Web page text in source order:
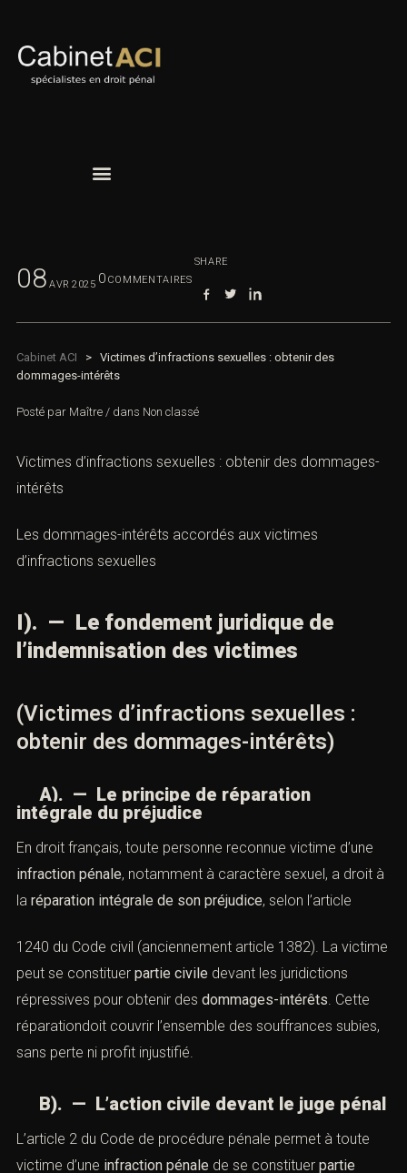
08 AVR 2025 0 COMMENTAIRES
SHARE
Cabinet ACI > Victimes d’infractions sexuelles : obtenir des
dommages-intérêts
Posté par Maître / dans Non classé
Victimes d’infractions sexuelles : obtenir des dommages-
intérêts
Les dommages-intérêts accordés aux victimes
d’infractions sexuelles
I). — Le fondement juridique de
l’indemnisation des victimes
(Victimes d’infractions sexuelles :
obtenir des dommages-intérêts)
A). — Le principe de réparation
intégrale du préjudice
En droit français, toute personne reconnue victime d’une
infraction pénale, notamment à caractère sexuel, a droit à
la réparation intégrale de son préjudice, selon l’article
1240 du Code civil (anciennement article 1382). La victime
peut se constituer partie civile devant les juridictions
répressives pour obtenir des dommages-intérêts. Cette
réparationdoit couvrir l’ensemble des souffrances subies,
sans perte ni profit injustifié.
B). — L’action civile devant le juge pénal
L’article 2 du Code de procédure pénale permet à toute
victime d’une infraction pénale de se constituer partie